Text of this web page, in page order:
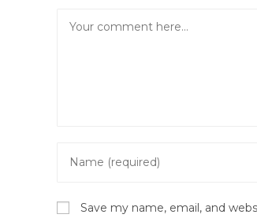
your
or
Save my name, email, and